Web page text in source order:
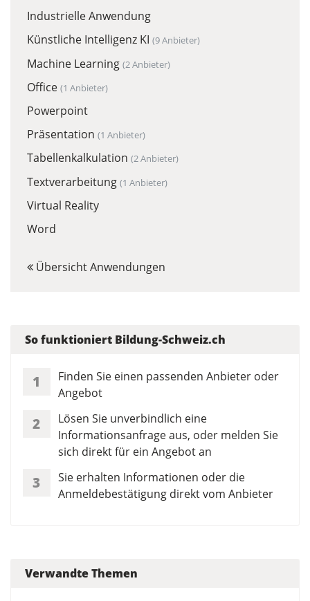
Industrielle Anwendung
Künstliche Intelligenz KI (9 Anbieter)
Machine Learning (2 Anbieter)
Office (1 Anbieter)
Powerpoint
Präsentation (1 Anbieter)
Tabellenkalkulation (2 Anbieter)
Textverarbeitung (1 Anbieter)
Virtual Reality
Word
Übersicht Anwendungen
So funktioniert Bildung-Schweiz.ch
1
Finden Sie einen passenden Anbieter oder
Angebot
2
Lösen Sie unverbindlich eine
Informationsanfrage aus, oder melden Sie
sich direkt für ein Angebot an
3
Sie erhalten Informationen oder die
Anmeldebestätigung direkt vom Anbieter
Verwandte Themen